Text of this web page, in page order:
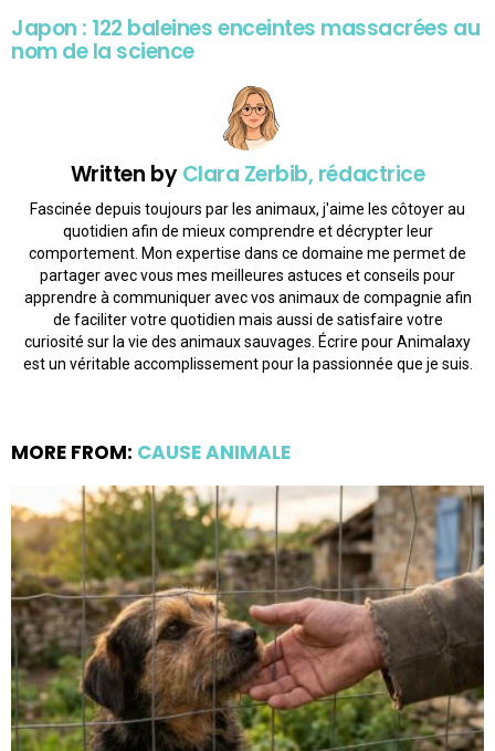
Japon : 122 baleines enceintes massacrées au
nom de la science
Written byClara Zerbib, rédactrice
Fascinée depuis toujours par les animaux, j'aime les côtoyer au
quotidien afin de mieux comprendre et décrypter leur
comportement. Mon expertise dans ce domaine me permet de
partager avec vous mes meilleures astuces et conseils pour
apprendre à communiquer avec vos animaux de compagnie afin
de faciliter votre quotidien mais aussi de satisfaire votre
curiosité sur la vie des animaux sauvages. Écrire pour Animalaxy
est un véritable accomplissement pour la passionnée que je suis.
MORE FROM: CAUSE ANIMALE